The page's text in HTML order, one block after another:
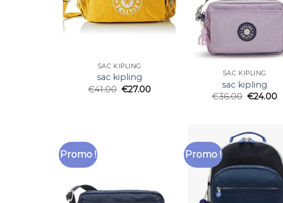
SAC KIPLING
sac kipling
€41.00 €27.00
SAC KIPLING
sac kipling
€36.00 €24.00
Promo ! Promo !